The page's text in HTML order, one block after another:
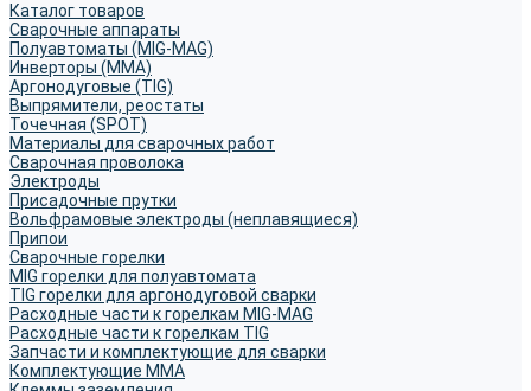
Каталог товаров
Сварочные аппараты
Полуавтоматы (MIG-MAG)
Инверторы (MMA)
Аргонодуговые (TIG)
Выпрямители, реостаты
Точечная (SPOT)
Материалы для сварочных работ
Сварочная проволока
Электроды
Присадочные прутки
Вольфрамовые электроды (неплавящиеся)
Припои
Сварочные горелки
MIG горелки для полуавтомата
TIG горелки для аргонодуговой сварки
Расходные части к горелкам MIG-MAG
Расходные части к горелкам TIG
Запчасти и комплектующие для сварки
Комплектующие ММА